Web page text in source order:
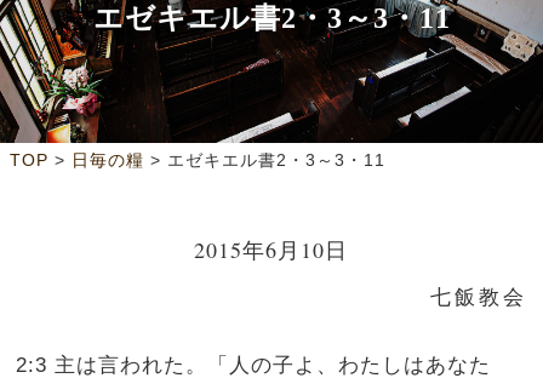
エゼキエル書2・3～3・11
TOP > 日毎の糧 > エゼキエル書2・3～3・11
2015年6月10日
七飯教会
2:3 主は言われた。「人の子よ、わたしはあなた